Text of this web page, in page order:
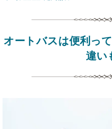
オートバスは便利っ
違い